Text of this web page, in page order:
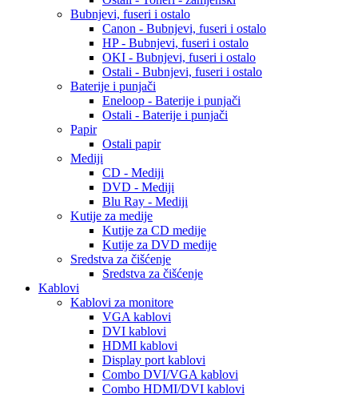
Bubnjevi, fuseri i ostalo
Canon - Bubnjevi, fuseri i ostalo
HP - Bubnjevi, fuseri i ostalo
OKI - Bubnjevi, fuseri i ostalo
Ostali - Bubnjevi, fuseri i ostalo
Baterije i punjači
Eneloop - Baterije i punjači
Ostali - Baterije i punjači
Papir
Ostali papir
Mediji
CD - Mediji
DVD - Mediji
Blu Ray - Mediji
Kutije za medije
Kutije za CD medije
Kutije za DVD medije
Sredstva za čišćenje
Sredstva za čišćenje
Kablovi
Kablovi za monitore
VGA kablovi
DVI kablovi
HDMI kablovi
Display port kablovi
Combo DVI/VGA kablovi
Combo HDMI/DVI kablovi